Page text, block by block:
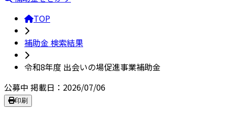
TOP
補助金 検索結果
令和8年度 出会いの場促進事業補助金
公募中 掲載日：2026/07/06
印刷